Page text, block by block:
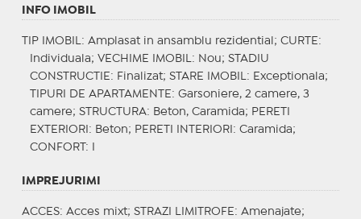
INFO IMOBIL
TIP IMOBIL : Amplasat in ansamblu rezidential; CURTE :
Individuala; VECHIME IMOBIL : Nou; STADIU
CONSTRUCTIE : Finalizat; STARE IMOBIL : Exceptionala;
TIPURI DE APARTAMENTE : Garsoniere, 2 camere, 3
camere; STRUCTURA: Beton, Caramida; PERETI
EXTERIORI : Beton; PERETI INTERIORI : Caramida;
CONFORT : I
IMPREJURIMI
ACCES: Acces mixt; STRAZI LIMITROFE : Amenajate;